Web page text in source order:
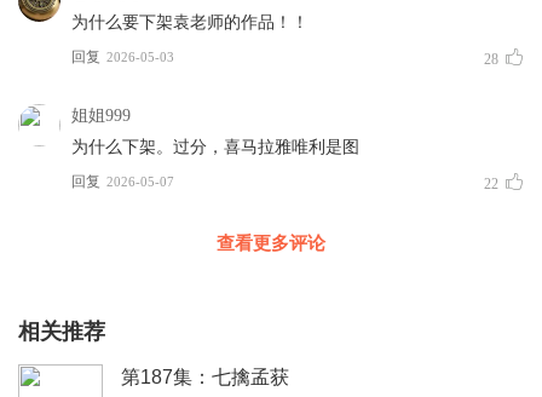
为什么要下架袁老师的作品！！
回复 2026-05-03 28
姐姐999
为什么下架。过分，喜马拉雅唯利是图
回复 2026-05-07 22
查看更多评论
相关推荐
第187集：七擒孟获